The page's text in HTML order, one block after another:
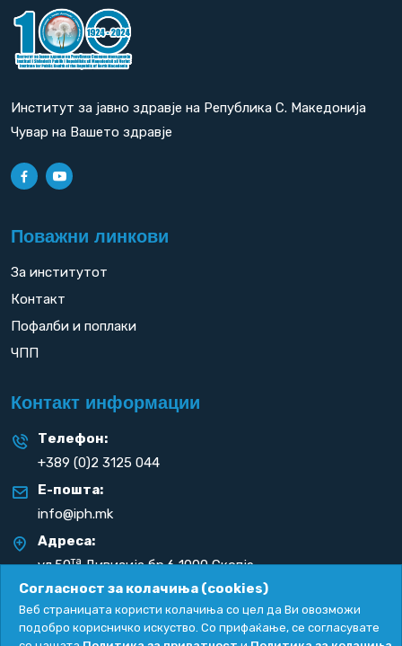
Институт за јавно здравје на Република С. Македонија
Чувар на Вашето здравје
Поважни линкови
За институтот
Контакт
Пофалби и поплаки
ЧПП
Контакт информации
Телефон:
+389 (0)2 3125 044
Е-пошта:
info@iph.mk
Адреса:
ул.50таДивизија бр.6 1000 Скопје
Република С. Македонија
Согласност за колачиња (cookies)
Веб страницата користи колачиња со цел да Ви овозможи
подобро корисничко искуство. Со прифаќање, се согласувате